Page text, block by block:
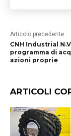
Articolo precedente
CNH Industrial
programma di
azioni proprie
ARTICOLI